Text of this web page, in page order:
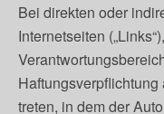
Bei direkten oder
Internetseiten
treten, in dem der